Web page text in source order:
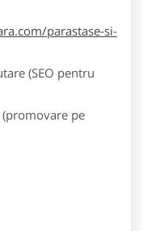
parastase-si-
(SEO pentru
pe